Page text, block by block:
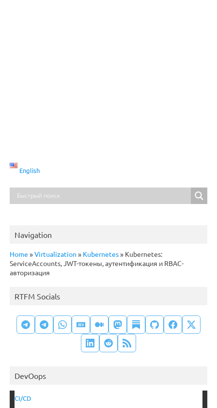
English
Navigation
Home »Virtualization » Kubernetes» Kubernetes:
ServiceAccounts, JWT-токены, аутентификация и RBAC-
авторизация
RTFM Socials
DevOops
CI/CD